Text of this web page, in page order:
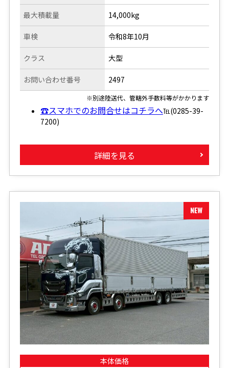
最大積載量
車検
クラス
お問い合わせ番号
14,000kg
令和8年10月
大型
2497
※別途陸送代、管轄外手数料等がかかります
☎スマホでのお問合せはコチラへ℡(0285-39-
7200)
詳細を見る
本体価格